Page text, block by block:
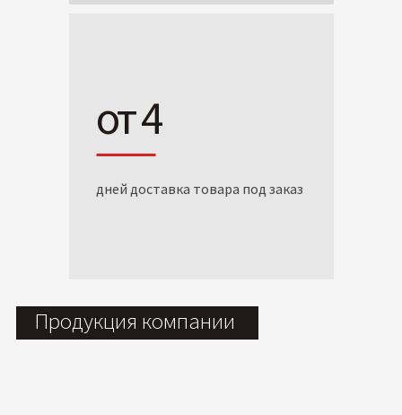
от 4
дней доставка товара под заказ
Продукция компании